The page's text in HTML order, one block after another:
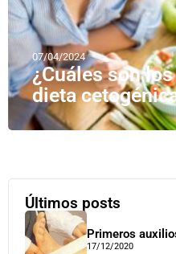
07/04/2024
¿Cuáles son
dieta
Últimos posts
Primeros
17/12/2020